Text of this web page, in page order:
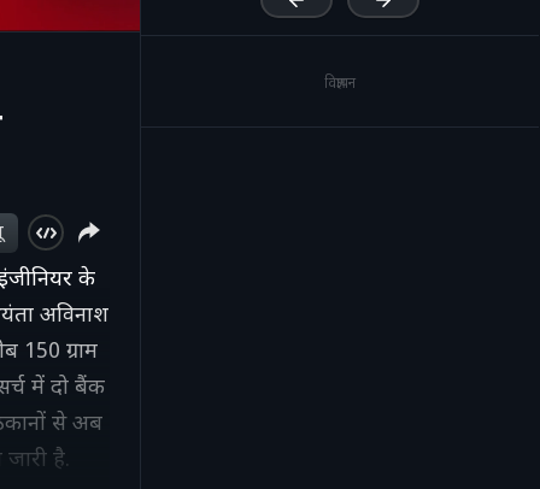
के
अविनाश
150 ग्राम
में दो बैंक
से अब
है.
विज्ञापन